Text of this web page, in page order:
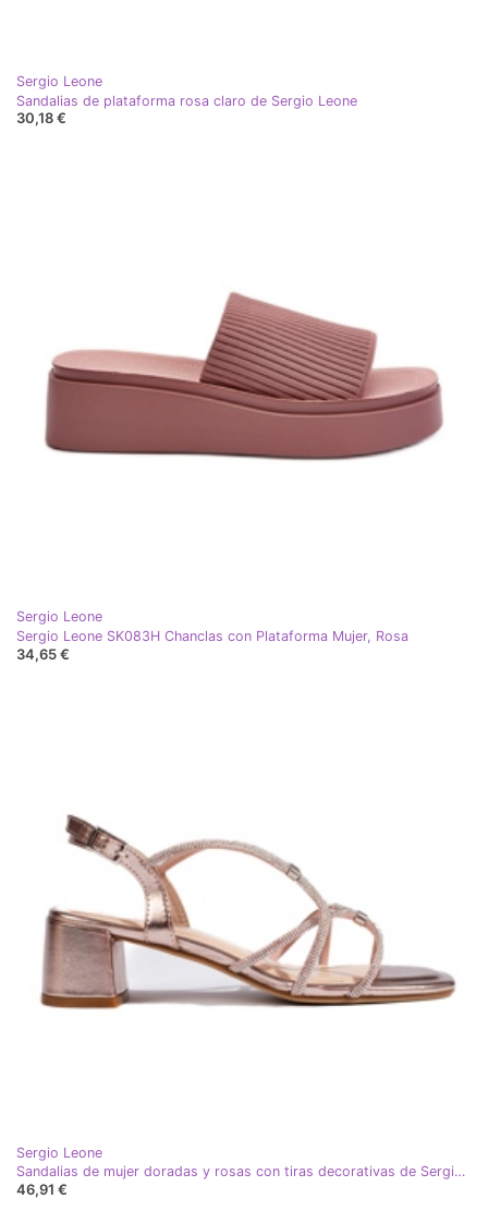
Sergio Leone
Sandalias de plataforma rosa claro de Sergio Leone
30,18 €
Sergio Leone
Sergio Leone SK083H Chanclas con Plataforma Mujer, Rosa
34,65 €
Sergio Leone
Sandalias de mujer doradas y rosas con tiras decorativas de Sergio Leone
46,91 €